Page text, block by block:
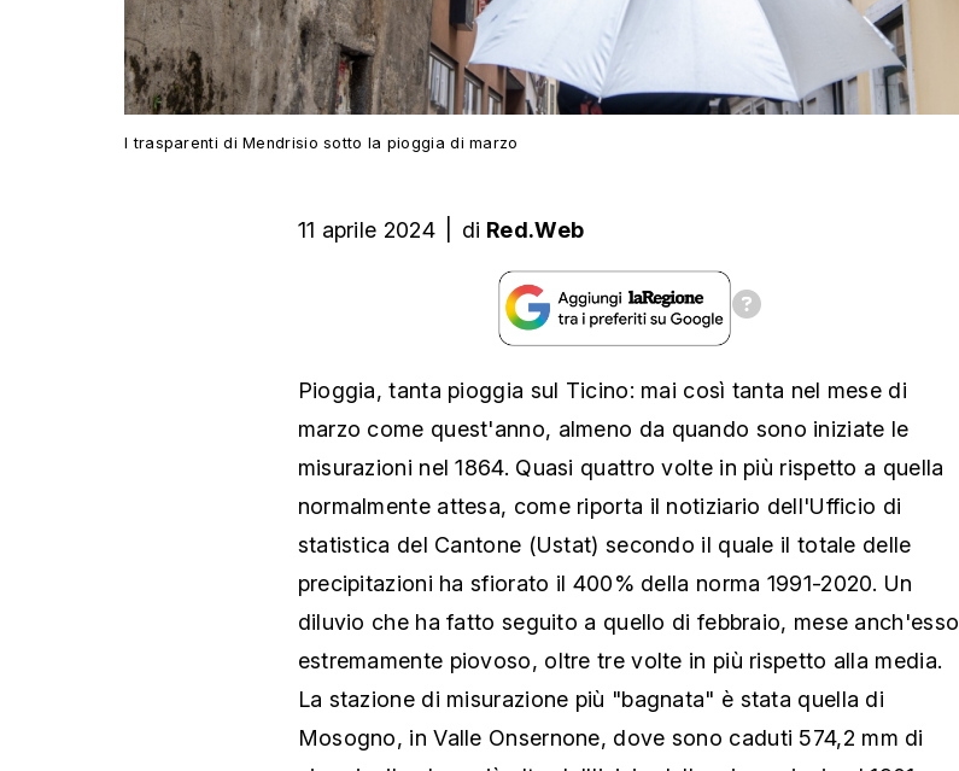
I trasparenti di Mendrisio sotto la pioggia di marzo
11 aprile 2024 di Red.Web
Pioggia, tanta pioggia sul Ticino: mai così tanta nel mese di
marzo come quest'anno, almeno da quando sono iniziate le
misurazioni nel 1864. Quasi quattro volte in più rispetto a quella
normalmente attesa, come riporta il notiziario dell'Ufficio di
statistica del Cantone (Ustat) secondo il quale il totale delle
precipitazioni ha sfiorato il 400% della norma 1991-2020. Un
diluvio che ha fatto seguito a quello di febbraio, mese anch'esso
estremamente piovoso, oltre tre volte in più rispetto alla media.
La stazione di misurazione più "bagnata" è stata quella di
Mosogno, in Valle Onsernone, dove sono caduti 574,2 mm di